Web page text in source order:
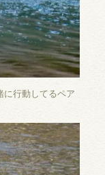
行動してるペア